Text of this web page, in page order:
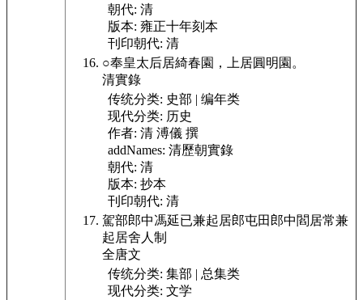
朝代: 清
版本: 雍正十年刻本
刊印朝代: 清
○奉皇太后居綺春園，上居圓明園。
清實錄
传统分类: 史部 | 编年类
现代分类: 历史
作者: 清 溥儀 撰
addNames: 清歷朝實錄
朝代: 清
版本: 抄本
刊印朝代: 清
駕部郎中馮延已兼起居郎屯田郎中閻居常兼
起居舍人制
全唐文
传统分类: 集部 | 总集类
现代分类: 文学